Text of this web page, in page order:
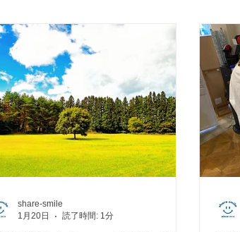
ト 障害福祉サービス 就労選択支援
share-smile
1月20日
読了時間: 1分